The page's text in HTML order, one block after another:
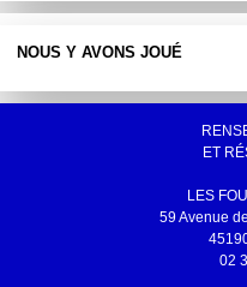
NOUS Y AVONS JOUÉ
ET
LES
59 Avenue
02